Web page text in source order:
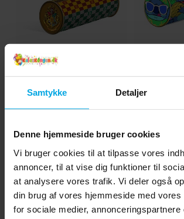
Samtykke Detaljer
Denne hjemmeside bruger cookies
Vi bruger cookies til at tilpasse vores
annoncer, til at vise dig funktioner til
at analysere vores trafik. Vi deler også
din brug af vores hjemmeside med vores
for sociale medier, annonceringspartnere
Harry Potter Penalhus
Pris:39 kr.
39 kr.
KØB
Lilo &
Pris
Andre købte